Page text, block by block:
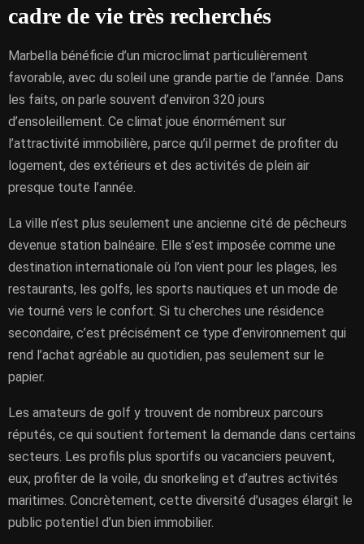
cadre de vie très recherchés
Marbella bénéficie d’un microclimat particulièrement
favorable, avec du soleil une grande partie de l’année. Dans
les faits, on parle souvent d’environ 320 jours
d’ensoleillement. Ce climat joue énormément sur
l’attractivité immobilière, parce qu’il permet de profiter du
logement, des extérieurs et des activités de plein air
presque toute l’année.
La ville n’est plus seulement une ancienne cité de pêcheurs
devenue station balnéaire. Elle s’est imposée comme une
destination internationale où l’on vient pour les plages, les
restaurants, les golfs, les sports nautiques et un mode de
vie tourné vers le confort. Si tu cherches une résidence
secondaire, c’est précisément ce type d’environnement qui
rend l’achat agréable au quotidien, pas seulement sur le
papier.
Les amateurs de golf y trouvent de nombreux parcours
réputés, ce qui soutient fortement la demande dans certains
secteurs. Les profils plus sportifs ou vacanciers peuvent,
eux, profiter de la voile, du snorkeling et d’autres activités
maritimes. Concrètement, cette diversité d’usages élargit le
public potentiel d’un bien immobilier.